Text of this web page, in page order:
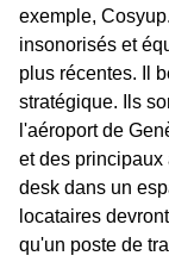
exemple,
insonorisés et
plus récentes. Il
stratégique. Ils
l'aéroport de
et des principaux
desk dans un
locataires
qu'un poste de